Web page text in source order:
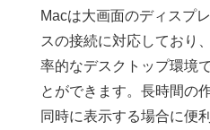
Macは大画面のディスプ
スの接続に対応しており
率的なデスクトップ環境
とができます。長時間の
同時に表示する場合に便